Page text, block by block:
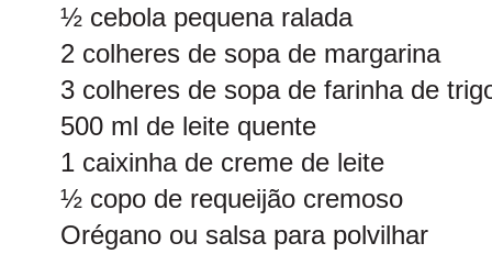
½ cebola pequena ralada
2 colheres de sopa de margarina
3 colheres de sopa de farinha de
500 ml de leite quente
1 caixinha de creme de leite
½ copo de requeijão cremoso
Orégano ou salsa para polvilhar